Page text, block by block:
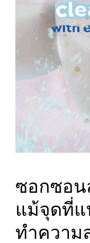
ซอกซอน
แม้จุดที่แ
ทำความ